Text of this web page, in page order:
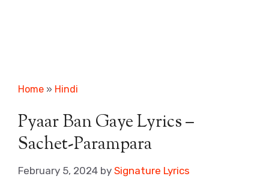
Home » Hindi
Pyaar Ban Gaye Lyrics –
Sachet-Parampara
February 5, 2024 by Signature Lyrics